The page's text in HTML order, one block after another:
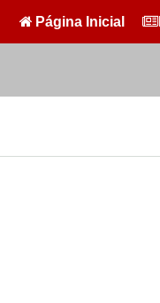
Página Inicial